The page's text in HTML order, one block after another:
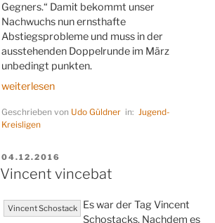
Gegners.“ Damit bekommt unser
Nachwuchs nun ernsthafte
Abstiegsprobleme und muss in der
ausstehenden Doppelrunde im März
unbedingt punkten.
„Vincent
in
Best-
weiterlesen
Geschrieben von Udo Güldner in: Jugend-
Kreisligen
VERÖFFENTLICHT
AM
04.12.2016
Vincent vincebat
Vincent Schostack
Es war der Tag Vincent
Schostacks. Nachdem es